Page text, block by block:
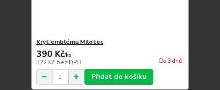
Kryt emblému Milotec
390 Kč/ks
322 Kč bez DPH Do 3 dnů
Přidat do košíku